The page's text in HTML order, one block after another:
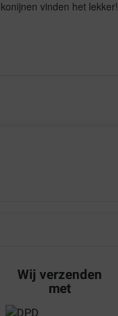
vinden het lekker!
Wij verzenden
met